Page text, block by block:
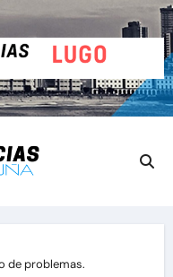
de problemas.